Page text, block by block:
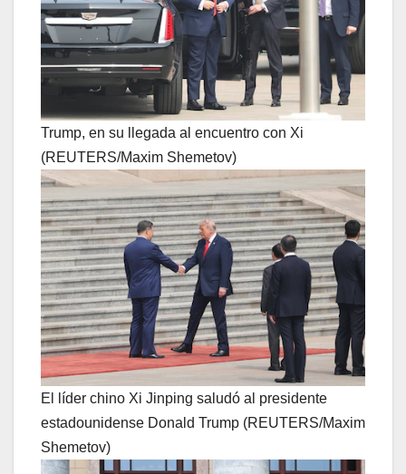
Trump, en su llegada al encuentro con Xi
(REUTERS/Maxim Shemetov)
El líder chino Xi Jinping saludó al presidente
estadounidense Donald Trump (REUTERS/Maxim
Shemetov)